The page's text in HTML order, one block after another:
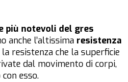
più notevoli del gres
anche l’altissima resistenza
resistenza che la superficie
dal movimento di corpi,
esso.